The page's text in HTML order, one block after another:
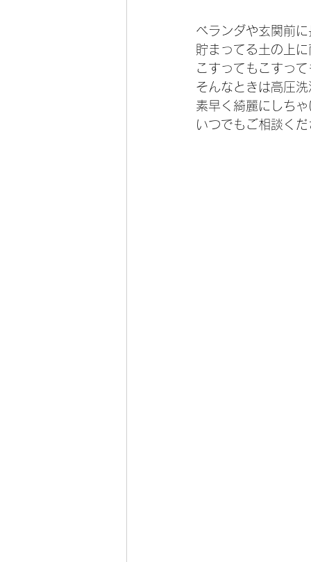
ベランダや玄関前
貯まってる土の上
こすってもこすっ
そんなときは高圧
素早く綺麗にしち
いつでもご相談くだ